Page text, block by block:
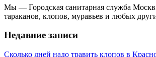
Мы — Городская санитарная служба
тараканов, клопов, муравьев и любых
Недавние записи
Сколько дней надо травить клопов в